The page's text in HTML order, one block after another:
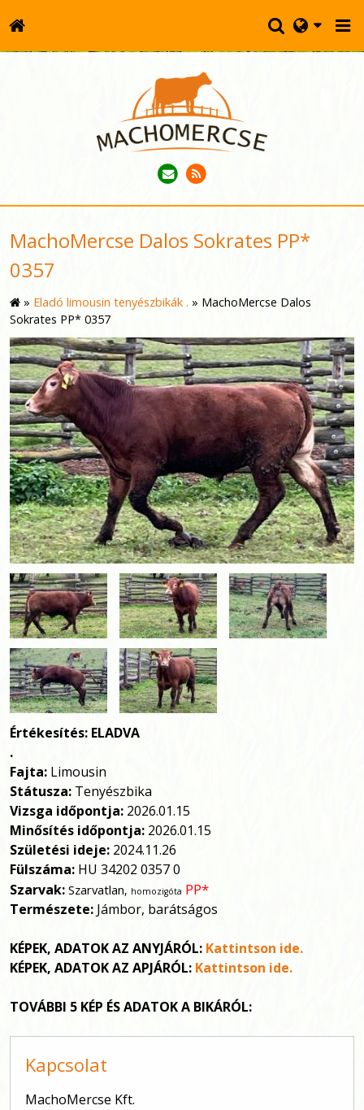
MachoMercse Dalos Sokrates PP*
0357
» Eladó limousin tenyészbikák . » MachoMercse Dalos
Sokrates PP* 0357
Értékesítés: ELADVA
.
Fajta: Limousin
Státusza: Tenyészbika
Vizsga időpontja: 2026.01.15
Minősítés időpontja: 2026.01.15
Születési ideje: 2024.11.26
Fülszáma: HU 34202 0357 0
Szarvak: Szarvatlan, homozigóta PP*
Természete: Jámbor, barátságos
KÉPEK, ADATOK AZ ANYJÁRÓL: Kattintson ide.
KÉPEK, ADATOK AZ APJÁRÓL: Kattintson ide.
TOVÁBBI 5 KÉP ÉS ADATOK A BIKÁRÓL:
Kapcsolat
MachoMercse Kft.